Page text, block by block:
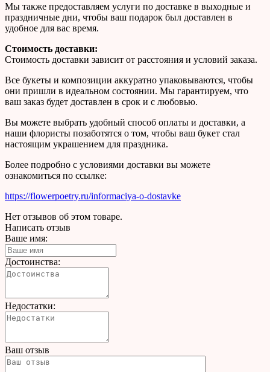
Мы также предоставляем услуги по доставке в выходные и
праздничные дни, чтобы ваш подарок был доставлен в
удобное для вас время.
Стоимость доставки:
Стоимость доставки зависит от расстояния и условий заказа.
Все букеты и композиции аккуратно упаковываются, чтобы
они пришли в идеальном состоянии. Мы гарантируем, что
ваш заказ будет доставлен в срок и с любовью.
Вы можете выбрать удобный способ оплаты и доставки, а
наши флористы позаботятся о том, чтобы ваш букет стал
настоящим украшением для праздника.
Более подробно с условиями доставки вы можете
ознакомиться по ссылке:
https://flowerpoetry.ru/informaciya-o-dostavke
Нет отзывов об этом товаре.
Написать отзыв
Ваше имя:
Достоинства:
Недостатки:
Ваш отзыв